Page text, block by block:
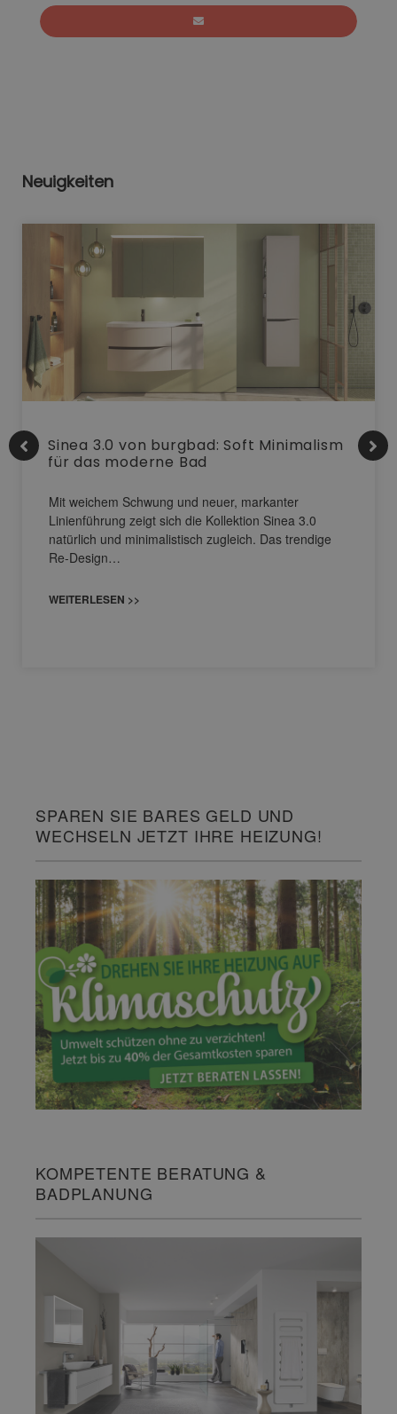
Neuigkeiten
Sinea 3.0 von burgbad: Soft Minimalism
für das moderne Bad
Mit weichem Schwung und neuer, markanter
Linienführung zeigt sich die Kollektion Sinea 3.0
natürlich und minimalistisch zugleich. Das trendige
Re-Design…
WEITERLESEN >>
SPAREN SIE BARES GELD UND
WECHSELN JETZT IHRE HEIZUNG!
KOMPETENTE BERATUNG &
BADPLANUNG